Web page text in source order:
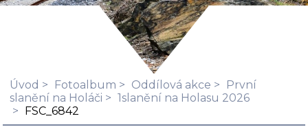
Úvod Fotoalbum Oddílová akce
První
slanění na Holáči
1slanění na Holasu 2026
FSC_6842